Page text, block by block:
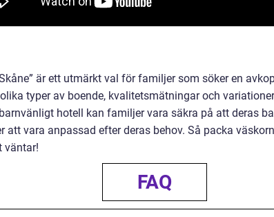
är ett utmärkt val för familjer som söker en
typer av boende, kvalitetsmätningar och
hotell kan familjer vara säkra på att deras
att vara anpassad efter deras behov. Så packa
väntar!
FAQ